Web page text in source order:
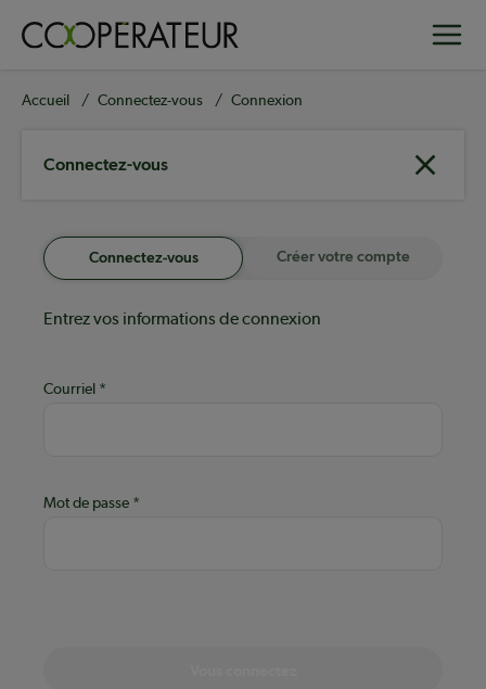
principal
Fil
Accueil Connectez-vous Connexion
Connectez-vous
Connectez-vous Créer votre compte
Entrez vos informations de connexion
Courriel
Mot de passe